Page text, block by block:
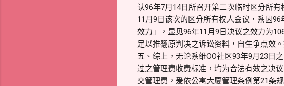
认96年7月14日所召开第二次临时区分所
11月9日该次的区分所有权人会议，系因
效力」，显见96年11月9日决议之效力为
足以推翻原判决之诉讼资料，自生争点效
五、综上，无论系维OO社区93年9月23日
过之管理费收费标准，均为合法有效之决
交管理费，爰依公寓大厦管理条例第21条